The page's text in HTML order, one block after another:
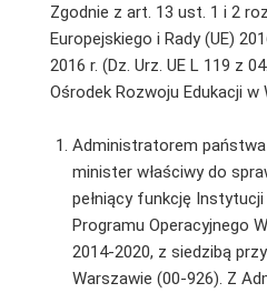
Zgodnie z art. 13 ust. 1 i 2
Europejskiego i Rady (UE)
2016 r. (Dz. Urz. UE L 119 z
Ośrodek Rozwoju Edukacji
Administratorem
minister właściwy do
pełniący funkcję
Programu Operacyjnego
2014-2020, z siedzibą
Warszawie (00-926). Z